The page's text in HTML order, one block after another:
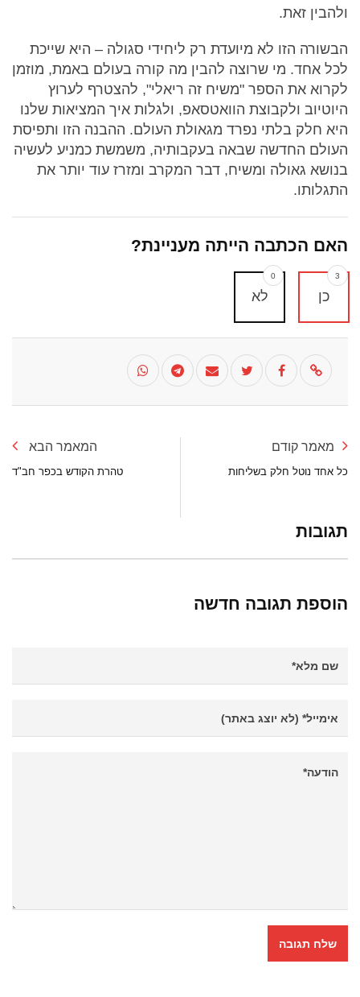
ולהבין זאת.
הבשורה הזו לא מיועדת רק ליחידי סגולה – היא שייכת
לכל אחד. מי שרוצה להבין מה קורה בעולם באמת, מוזמן
לקרוא את הספר "משיח זה ריאלי", להצטרף לערוץ
היוטיוב ולקבוצת הוואטסאפ, ולגלות איך המציאות שלנו
היא חלק בלתי נפרד מגאולת העולם. ההבנה הזו ותפיסת
העולם החדשה שבאה בעקבותיה, משמשת כמניע לעשיה
בנושא גאולה ומשיח, דבר המקרב ומזרז עוד יותר את
התגלותו.
האם הכתבה הייתה מעניינת?
כן
3
לא
0
מאמר קודם
כל אחד נוטל חלק בשליחות
המאמר הבא
טהרת הקודש בכפר חב"ד
תגובות
הוספת תגובה חדשה